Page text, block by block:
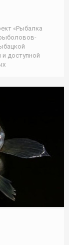
«Рыбалка
доступной